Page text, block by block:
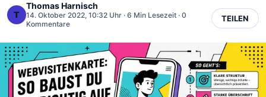
T
Thomas Harnisch
14. Oktober 2022, 10:32 Uhr · 6 Min Lesezeit · 0
Kommentare
TEILEN